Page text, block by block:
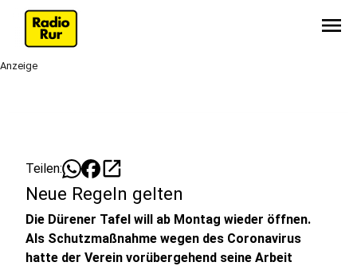
menu
Anzeige
Teilen: open_in_new
Neue Regeln gelten
Die Dürener Tafel will ab Montag wieder öffnen.
Als Schutzmaßnahme wegen des Coronavirus
hatte der Verein vorübergehend seine Arbeit